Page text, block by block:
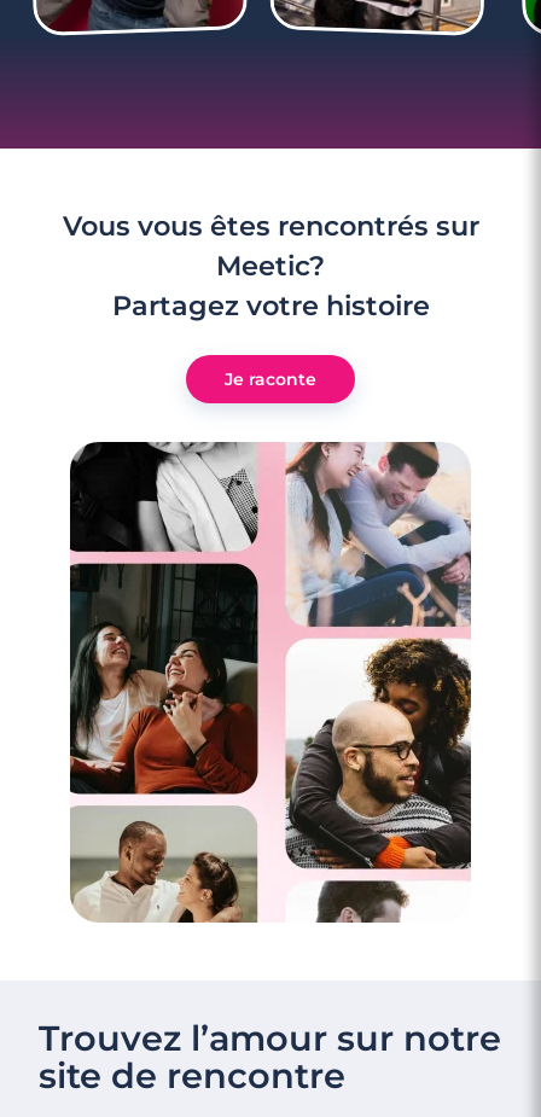
Vous vous êtes rencontrés sur
Meetic?
Partagez votre histoire
Je raconte
Trouvez l’amour sur notre
site de rencontre